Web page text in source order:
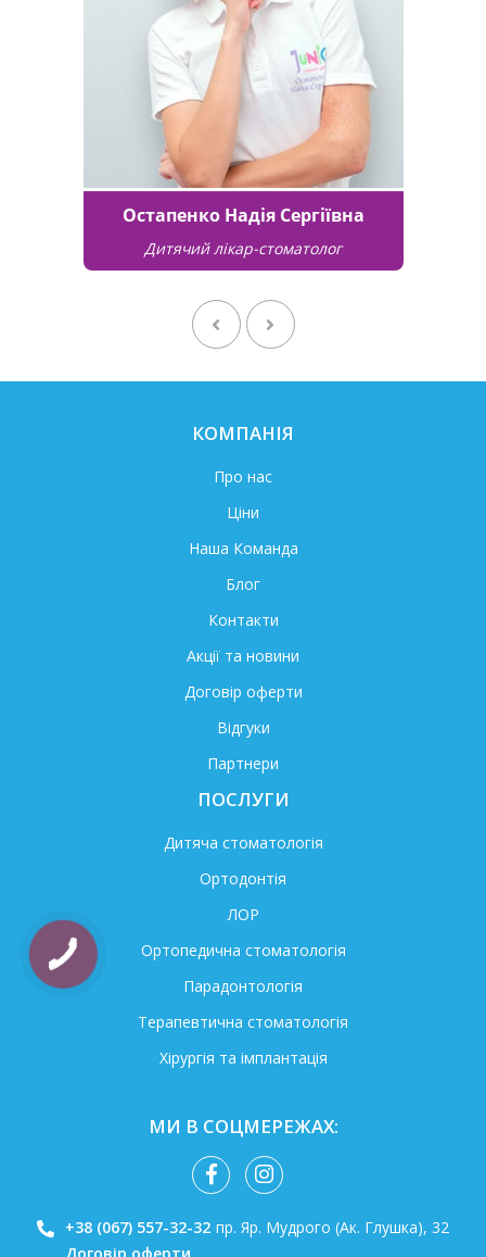
Остапенко Надія Сергіївна
Дитячий лікар-стоматолог
КОМПАНІЯ
Про нас
Ціни
Наша Команда
Блог
Контакти
Акції та новини
Договір оферти
Відгуки
Партнери
ПОСЛУГИ
Дитяча стоматологія
Ортодонтія
ЛОР
Ортопедична стоматологія
Парадонтологія
Терапевтична стоматологія
Хірургія та імплантація
МИ В СОЦМЕРЕЖАХ:
+38 (067) 557-32-32 пр. Яр. Мудрого (Ак. Глушка), 32